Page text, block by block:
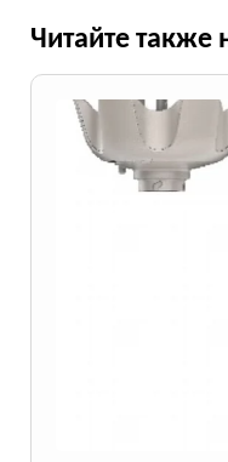
Читайте также